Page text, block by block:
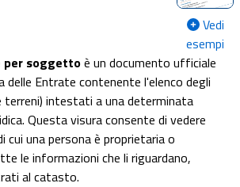
Vedi
esempi
per soggettoè un documento ufficiale
delle Entrate contenente l'elenco degli
terreni) intestati a una determinata
Questa visura consente di vedere
cui una persona è proprietaria o
le informazioni che li riguardano,
al catasto.